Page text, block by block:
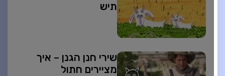
תיש
שירי חנן הגנן – איך
מציירים חתול